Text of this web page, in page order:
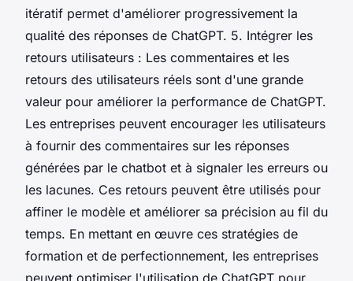
itératif permet d'améliorer progressivement la
qualité des réponses de ChatGPT. 5. Intégrer les
retours utilisateurs : Les commentaires et les
retours des utilisateurs réels sont d'une grande
valeur pour améliorer la performance de ChatGPT.
Les entreprises peuvent encourager les utilisateurs
à fournir des commentaires sur les réponses
générées par le chatbot et à signaler les erreurs ou
les lacunes. Ces retours peuvent être utilisés pour
affiner le modèle et améliorer sa précision au fil du
temps. En mettant en œuvre ces stratégies de
formation et de perfectionnement, les entreprises
peuvent optimiser l'utilisation de ChatGPT pour